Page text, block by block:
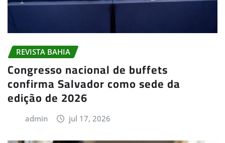
REVISTA BAHIA
Congresso nacional de buffets
confirma Salvador como sede da
edição de 2026
admin jul 17, 2026